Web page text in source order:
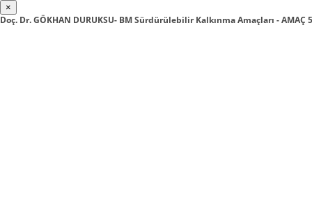
×
Doç. Dr. GÖKHAN DURUKSU- BM Sürdürülebilir Kalkınma Amaçları - AMAÇ